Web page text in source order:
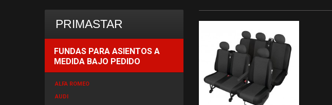
PRIMASTAR
FUNDAS PARA ASIENTOS A
MEDIDA BAJO PEDIDO
ALFA ROMEO
AUDI